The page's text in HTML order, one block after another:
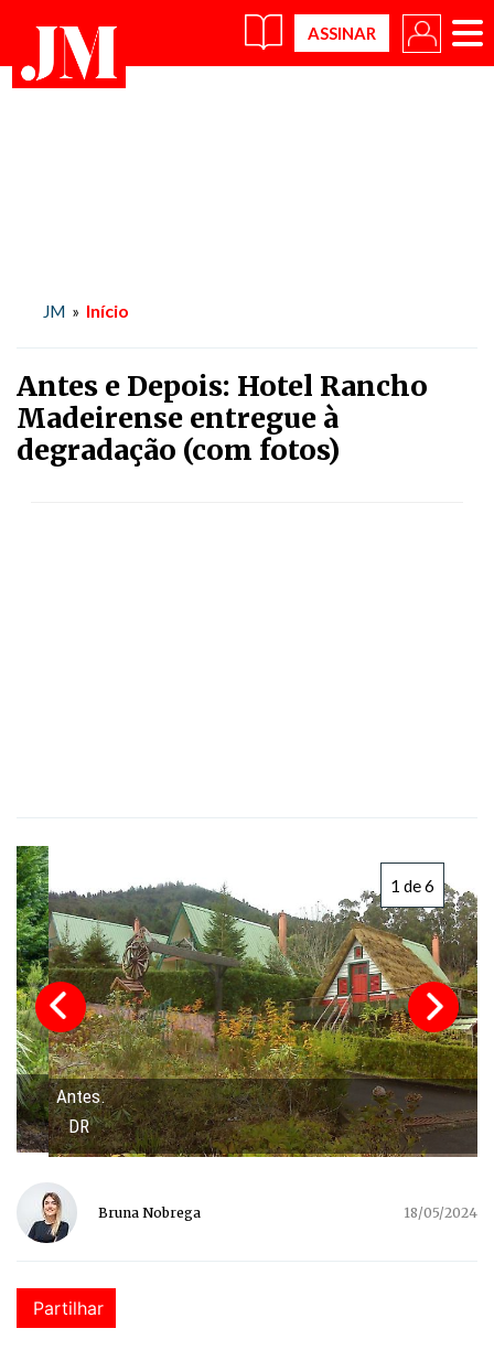
×
JM » Início
Antes e Depois: Hotel Rancho
Madeirense entregue à
degradação (com fotos)
Antes.
DR
1 de 6
Bruna Nobrega 18/05/2024
Partilhar